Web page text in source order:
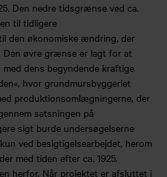
Den nedre tidsgrænse ved ca.
til tidligere
den økonomiske ændring, der
Den øvre grænse er lagt for at
dens begyndende kraftige
hvor grundmursbyggeriet
produktionsomlægningerne, der
satsningen på
sigt burde undersøgelserne
ved besigtigelsearbejdet, herom
med tiden efter ca. 1925.
herfor. Når projektet er afsluttet i